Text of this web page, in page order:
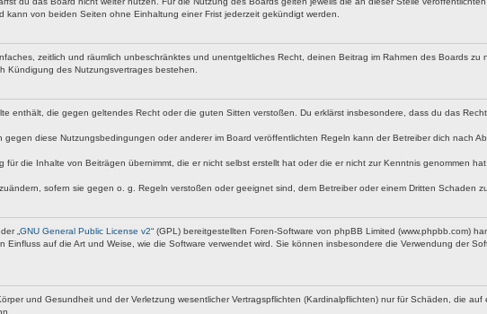
von beiden Seiten ohne Einhaltung einer Frist jederzeit gekündigt werden.
zeitlich und räumlich unbeschränktes und unentgeltliches Recht, deinen Beitrag im Rahmen des Boards zu
Kündigung des Nutzungsvertrages bestehen.
enthält, die gegen geltendes Recht oder die guten Sitten verstoßen. Du erklärst insbesondere, dass du das
diese Nutzungsbedingungen oder anderer im Board veröffentlichten Regeln kann der Betreiber dich nach
für die Inhalte von Beiträgen übernimmt, die er nicht selbst erstellt hat oder die er nicht zur Kenntnis genommen
sofern sie gegen o. g. Regeln verstoßen oder geeignet sind, dem Betreiber oder einem Dritten Schaden
„ GNU General Public License v2“ (GPL) bereitgestellten Foren-Software von phpBB Limited (www.phpbb.com)
auf die Art und Weise, wie die Software verwendet wird. Sie können insbesondere die Verwendung der
und Gesundheit und der Verletzung wesentlicher Vertragspflichten (Kardinalpflichten) nur für Schäden, die